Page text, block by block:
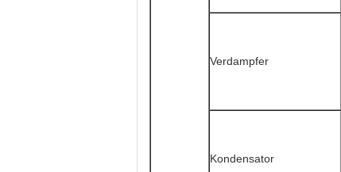
Verdampfer
Kondensator